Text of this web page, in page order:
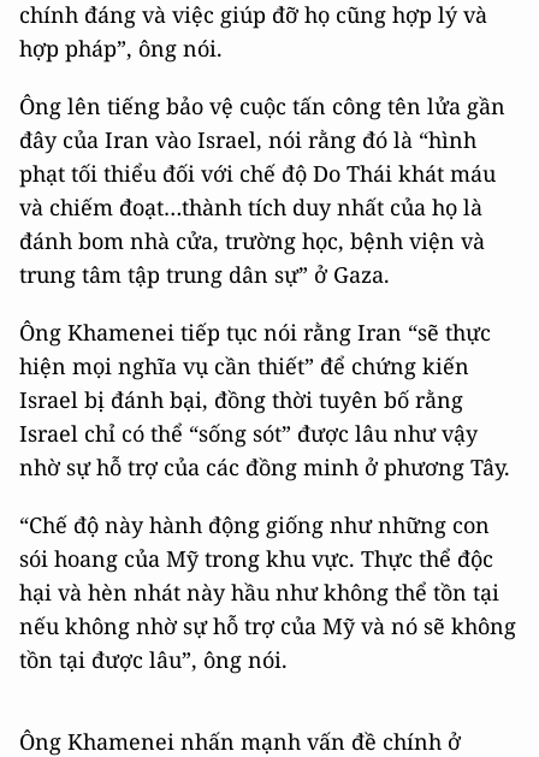
chính đáng và việc giúp đỡ họ cũng hợp lý và
hợp pháp”, ông nói.
Ông lên tiếng bảo vệ cuộc tấn công tên lửa gần
đây của Iran vào Israel, nói rằng đó là “hình
phạt tối thiểu đối với chế độ Do Thái khát máu
và chiếm đoạt…thành tích duy nhất của họ là
đánh bom nhà cửa, trường học, bệnh viện và
trung tâm tập trung dân sự” ở Gaza.
Ông Khamenei tiếp tục nói rằng Iran “sẽ thực
hiện mọi nghĩa vụ cần thiết” để chứng kiến ​​
Israel bị đánh bại, đồng thời tuyên bố rằng
Israel chỉ có thể “sống sót” được lâu như vậy
nhờ sự hỗ trợ của các đồng minh ở phương Tây.
“Chế độ này hành động giống như những con
sói hoang của Mỹ trong khu vực. Thực thể độc
hại và hèn nhát này hầu như không thể tồn tại
nếu không nhờ sự hỗ trợ của Mỹ và nó sẽ không
tồn tại được lâu”, ông nói.
Ông Khamenei nhấn mạnh vấn đề chính ở